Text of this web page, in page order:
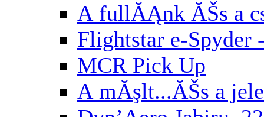
A fullĂĄnk ĂŠs a
Flightstar e-Spyder
MCR Pick Up
A mĂşlt...ĂŠs a